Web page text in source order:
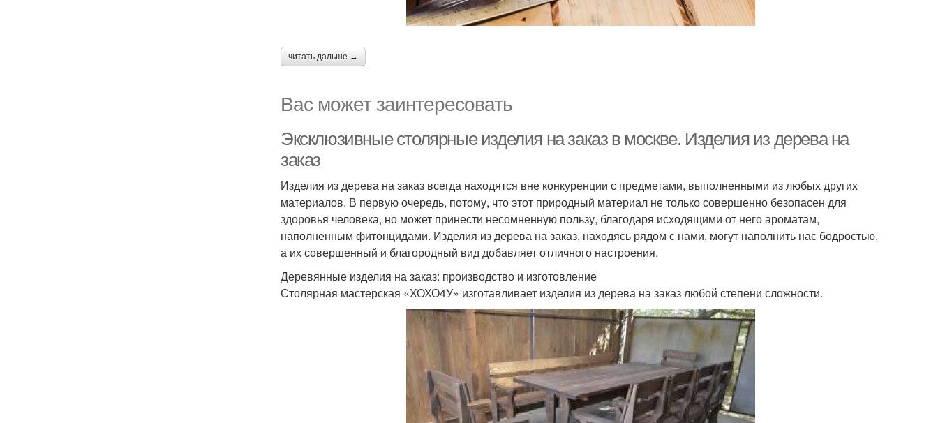
читать дальше →
Вас может заинтересовать
Эксклюзивные столярные изделия на заказ в москве. Изделия из дерева на
заказ
Изделия из дерева на заказ всегда находятся вне конкуренции с предметами, выполненными из любых других
материалов. В первую очередь, потому, что этот природный материал не только совершенно безопасен для
здоровья человека, но может принести несомненную пользу, благодаря исходящими от него ароматам,
наполненным фитонцидами. Изделия из дерева на заказ, находясь рядом с нами, могут наполнить нас бодростью,
а их совершенный и благородный вид добавляет отличного настроения.
Деревянные изделия на заказ: производство и изготовление
Столярная мастерская «ХОХО4У» изготавливает изделия из дерева на заказ любой степени сложности.